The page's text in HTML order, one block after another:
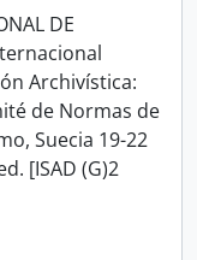
DE
Archivística:
de Normas de
Suecia 19-22
[ISAD (G)2